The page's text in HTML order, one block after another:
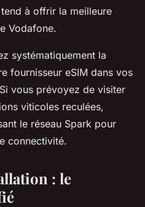
à offrir la meilleure
Vodafone.
systématiquement la
fournisseur eSIM dans vos
vous prévoyez de visiter
viticoles reculées,
le réseau Spark pour
connectivité.
: le